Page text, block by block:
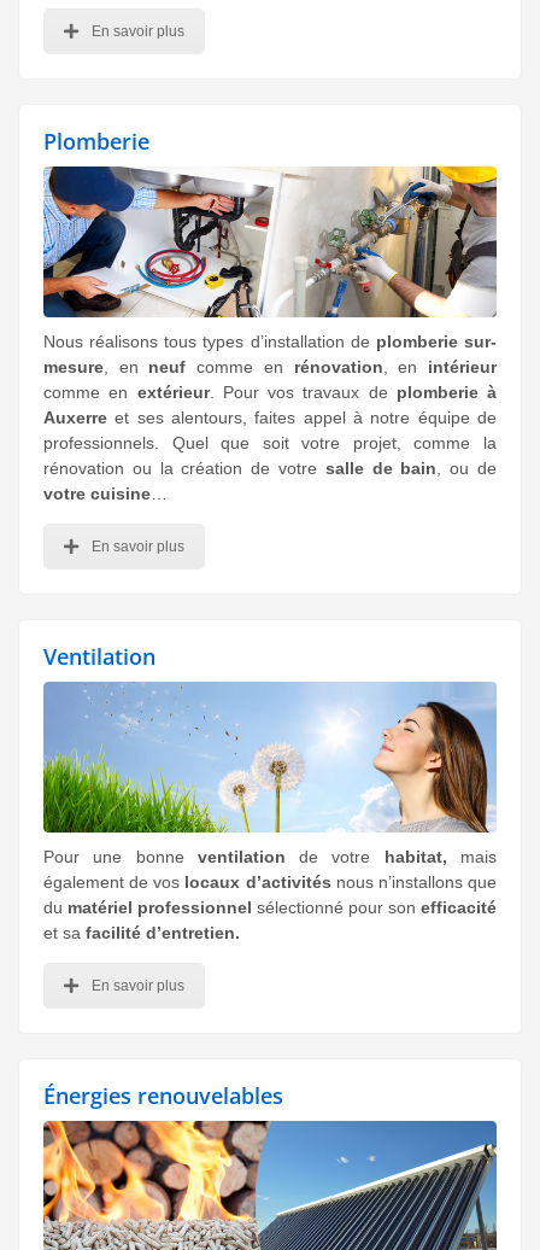
En savoir plus
Plomberie
Nous réalisons tous types d’installation de plomberie sur-
mesure , en neuf comme en rénovation , en intérieur
comme en extérieur. Pour vos travaux de plomberie à
Auxerre et ses alentours, faites appel à notre équipe de
professionnels. Quel que soit votre projet, comme la
rénovation ou la création de votre salle de bain , ou de
votre cuisine
En savoir plus
Ventilation
Pour une bonne ventilation de votre habitat, mais
également de vos locaux d’activités nous n’installons que
du matériel professionnel sélectionné pour son efficacité
et sa facilité d’entretien.
En savoir plus
Énergies renouvelables